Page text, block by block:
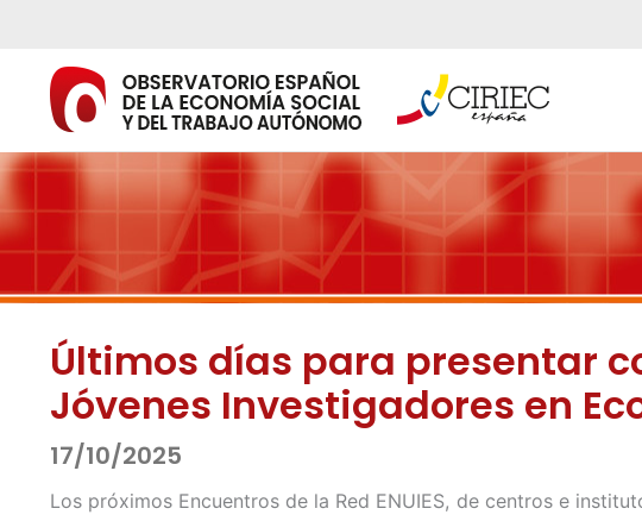
contenido
Últimos días para presentar
Jóvenes Investigadores en
17/10/2025
Los próximos Encuentros de la Red ENUIES, de centros e